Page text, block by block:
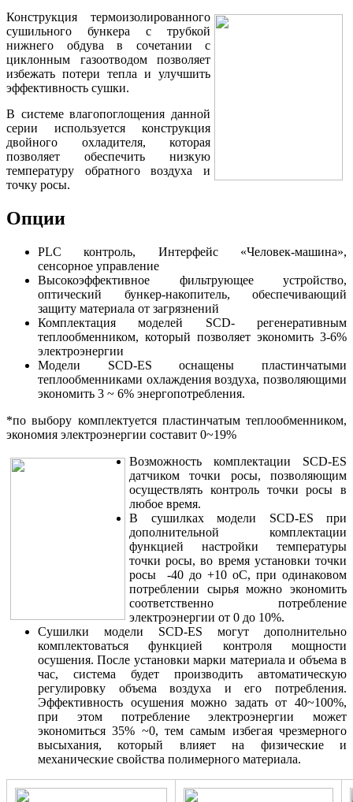
Конструкция термоизолированного
сушильного бункера с трубкой
нижнего обдува в сочетании с
циклонным газоотводом позволяет
избежать потери тепла и улучшить
эффективность сушки.
В системе влагопоглощения данной
серии используется конструкция
двойного охладителя, которая
позволяет обеспечить низкую
температуру обратного воздуха и
точку росы.
Опции
PLC контроль, Интерфейс «Человек-машина»,
сенсорное управление
Высокоэффективное фильтрующее устройство,
оптический бункер-накопитель, обеспечивающий
защиту материала от загрязнений
Комплектация моделей SCD- регенеративным
теплообменником, который позволяет экономить 3-6%
электроэнергии
Модели SCD-ES оснащены пластинчатыми
теплообменниками охлаждения воздуха, позволяющими
экономить 3 ~ 6% энергопотребления.
*по выбору комплектуется пластинчатым теплообменником,
экономия электроэнергии составит 0~19%
Возможность комплектации SCD-ES
датчиком точки росы, позволяющим
осуществлять контроль точки росы в
любое время.
В сушилках модели SCD-ES при
дополнительной комплектации
функцией настройки температуры
точки росы, во время установки точки
росы -40 до +10 оС, при одинаковом
потреблении сырья можно экономить
соответственно потребление
электроэнергии от 0 до 10%.
Сушилки модели SCD-ES могут дополнительно
комплектоваться функцией контроля мощности
осушения. После установки марки материала и объема в
час, система будет производить автоматическую
регулировку объема воздуха и его потребления.
Эффективность осушения можно задать от 40~100%,
при этом потребление электроэнергии может
экономиться 35% ~0, тем самым избегая чрезмерного
высыхания, который влияет на физические и
механические свойства полимерного материала.